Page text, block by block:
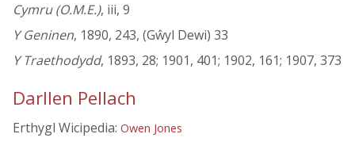
Cymru (O.M.E.), iii, 9
Y Geninen, 1890, 243, (Gŵyl Dewi) 33
Y Traethodydd, 1893, 28; 1901, 401; 1902, 161; 1907, 373
Darllen Pellach
Erthygl Wicipedia: Owen Jones